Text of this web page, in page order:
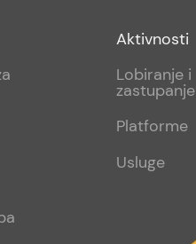
Footer
sub
Aktivnosti
Lobiranje i
zastupanje
Platforme
Usluge